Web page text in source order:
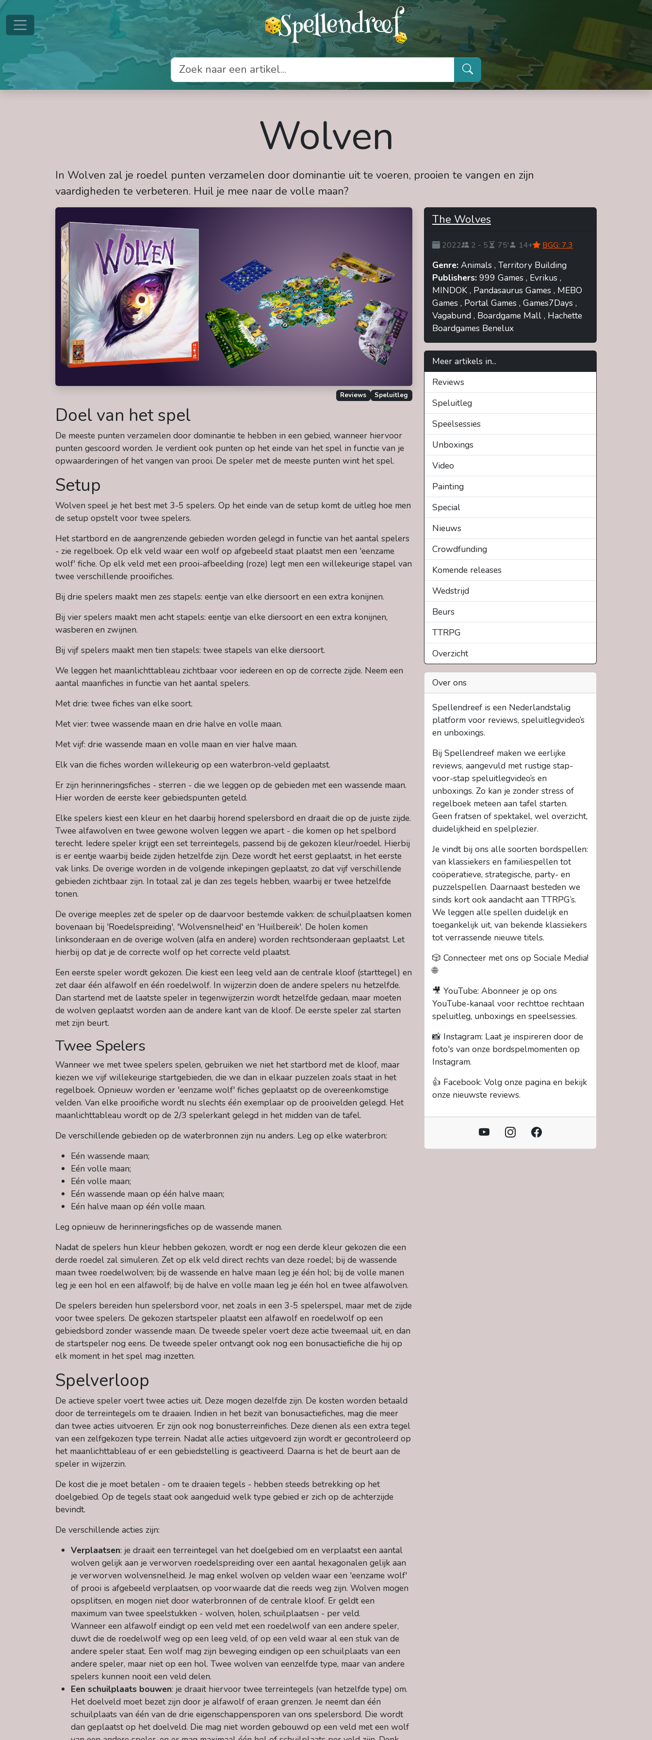
Wolven
In Wolven zal je roedel punten verzamelen door dominantie uit te voeren, prooien te vangen en zijn
vaardigheden te verbeteren. Huil je mee naar de volle maan?
Reviews Speluitleg
Doel van het spel
De meeste punten verzamelen door dominantie te hebben in een gebied, wanneer hiervoor
punten gescoord worden. Je verdient ook punten op het einde van het spel in functie van je
opwaarderingen of het vangen van prooi. De speler met de meeste punten wint het spel.
Setup
Wolven speel je het best met 3-5 spelers. Op het einde van de setup komt de uitleg hoe men
de setup opstelt voor twee spelers.
Het startbord en de aangrenzende gebieden worden gelegd in functie van het aantal spelers
- zie regelboek. Op elk veld waar een wolf op afgebeeld staat plaatst men een 'eenzame
wolf' fiche. Op elk veld met een prooi-afbeelding (roze) legt men een willekeurige stapel van
twee verschillende prooifiches.
Bij drie spelers maakt men zes stapels: eentje van elke diersoort en een extra konijnen.
Bij vier spelers maakt men acht stapels: eentje van elke diersoort en een extra konijnen,
wasberen en zwijnen.
Bij vijf spelers maakt men tien stapels: twee stapels van elke diersoort.
We leggen het maanlichttableau zichtbaar voor iedereen en op de correcte zijde. Neem een
aantal maanfiches in functie van het aantal spelers.
Met drie: twee fiches van elke soort.
Met vier: twee wassende maan en drie halve en volle maan.
Met vijf: drie wassende maan en volle maan en vier halve maan.
Elk van die fiches worden willekeurig op een waterbron-veld geplaatst.
Er zijn herinneringsfiches - sterren - die we leggen op de gebieden met een wassende maan.
Hier worden de eerste keer gebiedspunten geteld.
Elke spelers kiest een kleur en het daarbij horend spelersbord en draait die op de juiste zijde.
Twee alfawolven en twee gewone wolven leggen we apart - die komen op het spelbord
terecht. Iedere speler krijgt een set terreintegels, passend bij de gekozen kleur/roedel. Hierbij
is er eentje waarbij beide zijden hetzelfde zijn. Deze wordt het eerst geplaatst, in het eerste
vak links. De overige worden in de volgende inkepingen geplaatst, zo dat vijf verschillende
gebieden zichtbaar zijn. In totaal zal je dan zes tegels hebben, waarbij er twee hetzelfde
tonen.
De overige meeples zet de speler op de daarvoor bestemde vakken: de schuilplaatsen komen
bovenaan bij 'Roedelspreiding', 'Wolvensnelheid' en 'Huilbereik'. De holen komen
linksonderaan en de overige wolven (alfa en andere) worden rechtsonderaan geplaatst. Let
hierbij op dat je de correcte wolf op het correcte veld plaatst.
Een eerste speler wordt gekozen. Die kiest een leeg veld aan de centrale kloof (starttegel) en
zet daar één alfawolf en één roedelwolf. In wijzerzin doen de andere spelers nu hetzelfde.
Dan startend met de laatste speler in tegenwijzerzin wordt hetzelfde gedaan, maar moeten
de wolven geplaatst worden aan de andere kant van de kloof. De eerste speler zal starten
met zijn beurt.
Twee Spelers
Wanneer we met twee spelers spelen, gebruiken we niet het startbord met de kloof, maar
kiezen we vijf willekeurige startgebieden, die we dan in elkaar puzzelen zoals staat in het
regelboek. Opnieuw worden er 'eenzame wolf' fiches geplaatst op de overeenkomstige
velden. Van elke prooifiche wordt nu slechts één exemplaar op de prooivelden gelegd. Het
maanlichttableau wordt op de 2/3 spelerkant gelegd in het midden van de tafel.
De verschillende gebieden op de waterbronnen zijn nu anders. Leg op elke waterbron:
Eén wassende maan;
Eén volle maan;
Eén volle maan;
Eén wassende maan op één halve maan;
Eén halve maan op één volle maan.
Leg opnieuw de herinneringsfiches op de wassende manen.
Nadat de spelers hun kleur hebben gekozen, wordt er nog een derde kleur gekozen die een
derde roedel zal simuleren. Zet op elk veld direct rechts van deze roedel; bij de wassende
maan twee roedelwolven; bij de wassende en halve maan leg je één hol; bij de volle manen
leg je een hol en een alfawolf; bij de halve en volle maan leg je één hol en twee alfawolven.
De spelers bereiden hun spelersbord voor, net zoals in een 3-5 spelerspel, maar met de zijde
voor twee spelers. De gekozen startspeler plaatst een alfawolf en roedelwolf op een
gebiedsbord zonder wassende maan. De tweede speler voert deze actie tweemaal uit, en dan
de startspeler nog eens. De tweede speler ontvangt ook nog een bonusactiefiche die hij op
elk moment in het spel mag inzetten.
Spelverloop
De actieve speler voert twee acties uit. Deze mogen dezelfde zijn. De kosten worden betaald
door de terreintegels om te draaien. Indien in het bezit van bonusactiefiches, mag die meer
dan twee acties uitvoeren. Er zijn ook nog bonusterreinfiches. Deze dienen als een extra tegel
van een zelfgekozen type terrein. Nadat alle acties uitgevoerd zijn wordt er gecontroleerd op
het maanlichttableau of er een gebiedstelling is geactiveerd. Daarna is het de beurt aan de
speler in wijzerzin.
De kost die je moet betalen - om te draaien tegels - hebben steeds betrekking op het
doelgebied. Op de tegels staat ook aangeduid welk type gebied er zich op de achterzijde
bevindt.
De verschillende acties zijn:
Verplaatsen: je draait een terreintegel van het doelgebied om en verplaatst een aantal
wolven gelijk aan je verworven roedelspreiding over een aantal hexagonalen gelijk aan
je verworven wolvensnelheid. Je mag enkel wolven op velden waar een 'eenzame wolf'
of prooi is afgebeeld verplaatsen, op voorwaarde dat die reeds weg zijn. Wolven mogen
opsplitsen, en mogen niet door waterbronnen of de centrale kloof. Er geldt een
maximum van twee speelstukken - wolven, holen, schuilplaatsen - per veld.
Wanneer een alfawolf eindigt op een veld met een roedelwolf van een andere speler,
duwt die de roedelwolf weg op een leeg veld, of op een veld waar al een stuk van de
andere speler staat. Een wolf mag zijn beweging eindigen op een schuilplaats van een
andere speler, maar niet op een hol. Twee wolven van eenzelfde type, maar van andere
spelers kunnen nooit een veld delen.
Een schuilplaats bouwen: je draait hiervoor twee terreintegels (van hetzelfde type) om.
Het doelveld moet bezet zijn door je alfawolf of eraan grenzen. Je neemt dan één
schuilplaats van één van de drie eigenschappensporen van ons spelersbord. Die wordt
dan geplaatst op het doelveld. Die mag niet worden gebouwd op een veld met een wolf
The Wolves
2022 2 - 5 75' 14+ BGG: 7.3
Genre: Animals , Territory Building
Publishers: 999 Games , Evrikus ,
MINDOK , Pandasaurus Games , MEBO
Games , Portal Games , Games7Days ,
Vagabund , Boardgame Mall , Hachette
Boardgames Benelux
Meer artikels in...
Reviews
Speluitleg
Speelsessies
Unboxings
Video
Painting
Special
Nieuws
Crowdfunding
Komende releases
Wedstrijd
Beurs
TTRPG
Overzicht
Over ons
Spellendreef is een Nederlandstalig
platform voor reviews, speluitlegvideo’s
en unboxings.
Bij Spellendreef maken we eerlijke
reviews, aangevuld met rustige stap-
voor-stap speluitlegvideo’s en
unboxings. Zo kan je zonder stress of
regelboek meteen aan tafel starten.
Geen fratsen of spektakel, wel overzicht,
duidelijkheid en spelplezier.
Je vindt bij ons alle soorten bordspellen:
van klassiekers en familiespellen tot
coöperatieve, strategische, party- en
puzzelspellen. Daarnaast besteden we
sinds kort ook aandacht aan TTRPG’s.
We leggen alle spellen duidelijk en
toegankelijk uit, van bekende klassiekers
tot verrassende nieuwe titels.
🎲 Connecteer met ons op Sociale Media!
🌐
🎥 YouTube: Abonneer je op ons
YouTube-kanaal voor rechttoe rechtaan
speluitleg, unboxings en speelsessies.
📸 Instagram: Laat je inspireren door de
foto's van onze bordspelmomenten op
Instagram.
👍 Facebook: Volg onze pagina en bekijk
onze nieuwste reviews.